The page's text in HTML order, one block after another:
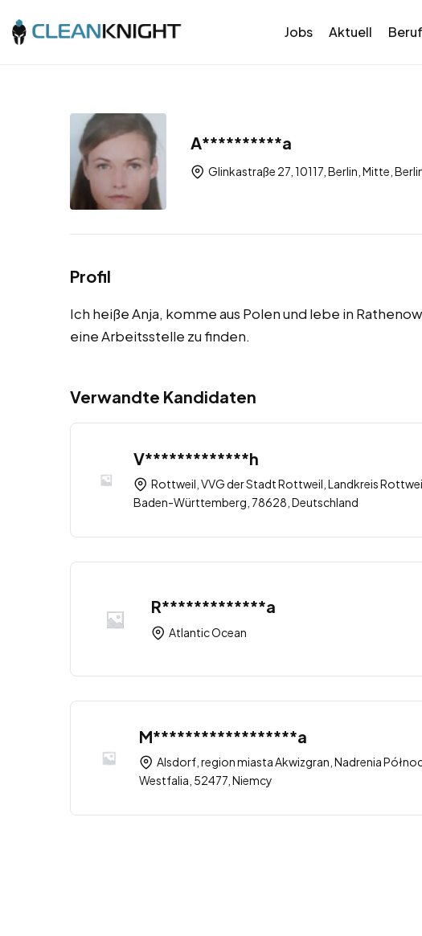
Jobs Aktuell
A**********a
Glinkastraße 27, 10117, Berlin, Mitte,
Profil
Ich heiße Anja, komme aus Polen und lebe in
eine Arbeitsstelle zu finden.
Verwandte Kandidaten
V*************h
Rottweil, VVG der Stadt Rottweil, Landkreis
Baden-Württemberg, 78628, Deutschland
R*************a
Atlantic Ocean
M******************a
Alsdorf, region miasta Akwizgran, Nadrenia
Westfalia, 52477, Niemcy